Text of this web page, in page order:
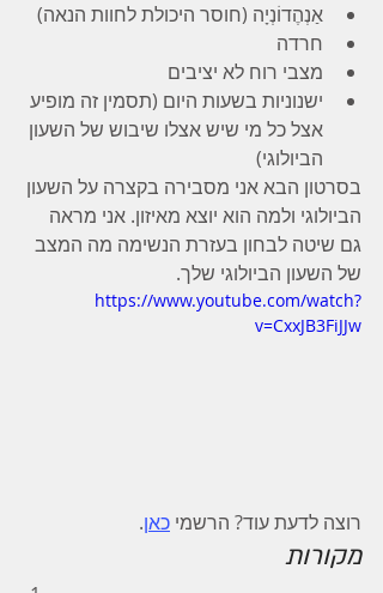
אַנְהֶדוֹנְיָה (חוסר היכולת לחוות הנאה)
חרדה
מצבי רוח לא יציבים
ישנוניות בשעות היום (תסמין זה מופיע
אצל כל מי שיש אצלו שיבוש של השעון
הביולוגי)
בסרטון הבא אני מסבירה בקצרה על השעון
הביולוגי ולמה הוא יוצא מאיזון. אני מראה
גם שיטה לבחון בעזרת הנשימה מה המצב
של השעון הביולוגי שלך.
https://www.youtube.com/watch?
v=CxxJB3FiJJw
רוצה לדעת עוד? הרשמי כאן.
מקורות